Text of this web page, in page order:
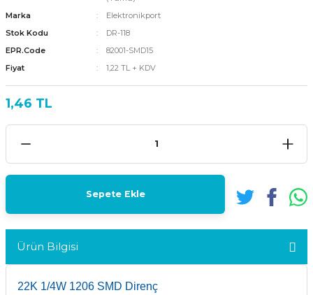
Marka
Elektronikport
Stok Kodu
DR-118
EPR.Code
82001-SMD15
Fiyat
1,22 TL + KDV
1,46 TL
Sepete Ekle
Ürün Bilgisi
22K 1/4W 1206 SMD Direnç